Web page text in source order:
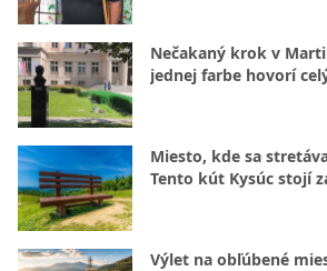
Nečakaný krok v
jednej farbe hovorí
Miesto, kde sa
Tento kút Kysúc stojí
Výlet na obľúbené